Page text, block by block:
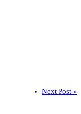
Next Post »